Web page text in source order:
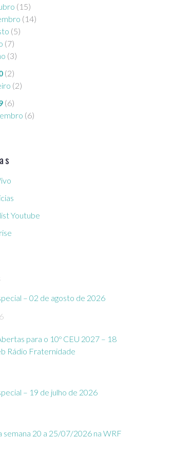
(15)
(14)
(5)
(7)
(3)
(2)
(2)
(6)
(6)
Youtube
– 02 de agosto de 2026
para o 10º CEU 2027 – 18
Rádio Fraternidade
– 19 de julho de 2026
semana 20 a 25/07/2026 na WRF